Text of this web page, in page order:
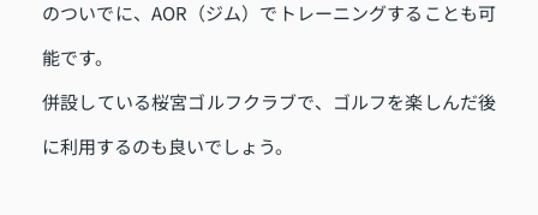
のついでに、AOR（ジム）でトレーニングすることも可
能です。
併設している桜宮ゴルフクラブで、ゴルフを楽しんだ後
に利用するのも良いでしょう。